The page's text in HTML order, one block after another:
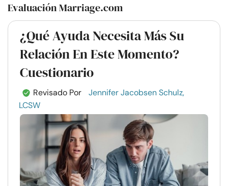
Evaluación Marriage.com
¿Qué Ayuda Necesita Más Su
Relación En Este Momento?
Cuestionario
Revisado Por
Jennifer Jacobsen Schulz,
LCSW